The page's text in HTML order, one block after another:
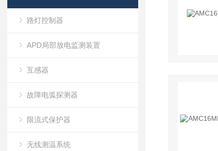
路灯控制器
APD局部放电监测装置
互感器
故障电弧探测器
限流式保护器
无线测温系统